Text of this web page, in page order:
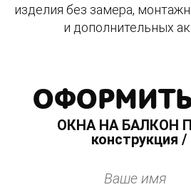
изделия без замера,
и дополнительных
ОКНА НА БАЛКОН
конструкция